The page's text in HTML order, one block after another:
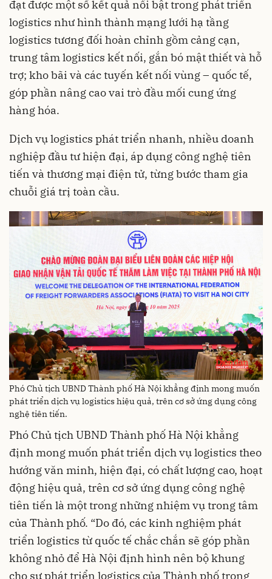
đạt được một số kết quả nổi bật trong phát triển
logistics như hình thành mạng lưới hạ tầng
logistics tương đối hoàn chỉnh gồm cảng cạn,
trung tâm logistics kết nối, gắn bó mật thiết và hỗ
trợ; kho bãi và các tuyến kết nối vùng – quốc tế,
góp phần nâng cao vai trò đầu mối cung ứng
hàng hóa.
Dịch vụ logistics phát triển nhanh, nhiều doanh
nghiệp đầu tư hiện đại, áp dụng công nghệ tiên
tiến và thương mại điện tử, từng bước tham gia
chuỗi giá trị toàn cầu.
Phó Chủ tịch UBND Thành phố Hà Nội khẳng định mong muốn
phát triển dịch vụ logistics hiệu quả, trên cơ sở ứng dụng công
nghệ tiên tiến.
Phó Chủ tịch UBND Thành phố Hà Nội khẳng
định mong muốn phát triển dịch vụ logistics theo
hướng văn minh, hiện đại, có chất lượng cao, hoạt
động hiệu quả, trên cơ sở ứng dụng công nghệ
tiên tiến là một trong những nhiệm vụ trong tâm
của Thành phố. “Do đó, các kinh nghiệm phát
triển logistics từ quốc tế chắc chắn sẽ góp phần
không nhỏ để Hà Nội định hình nên bộ khung
cho sự phát triển logistics của Thành phố trong